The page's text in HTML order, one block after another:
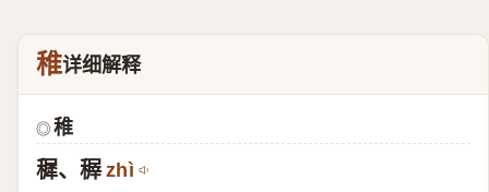
稚详细解释
◎ 稚
穉、稺 zhì